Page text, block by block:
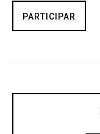
PARTICIPAR